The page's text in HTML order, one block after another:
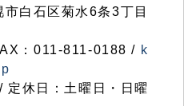
白石区菊水6条3丁目
：011-811-0188 / k
休日：土曜日・日曜